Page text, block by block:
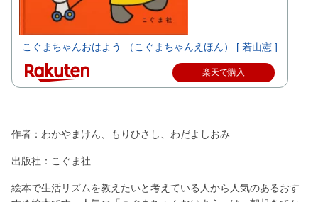
こぐまちゃんおはよう （こぐまちゃんえほん） [ 若山憲 ]
楽天で購入
作者：わかやまけん、もりひさし、わだよしおみ
出版社：こぐま社
絵本で生活リズムを教えたいと考えている人から人気のあるおす